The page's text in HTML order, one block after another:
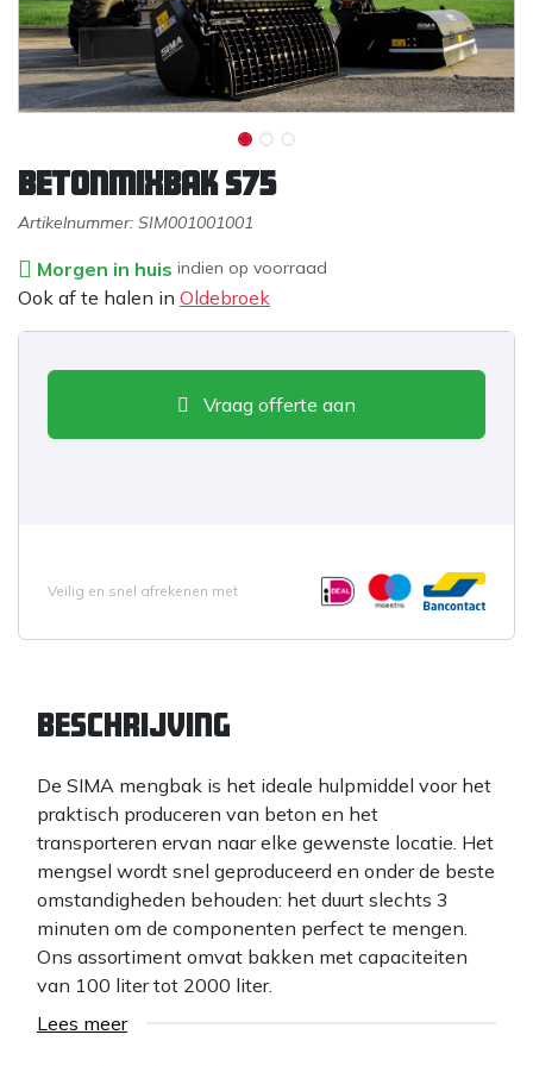
Betonmixbak S75
Artikelnummer: SIM001001001
Morgen in huis indien op voorraad
Ook af te halen in Oldebroek
Vraag offerte aan
Veilig en snel afrekenen met
Beschrijving
De SIMA mengbak is het ideale hulpmiddel voor het
praktisch produceren van beton en het
transporteren ervan naar elke gewenste locatie. Het
mengsel wordt snel geproduceerd en onder de beste
omstandigheden behouden: het duurt slechts 3
minuten om de componenten perfect te mengen.
Ons assortiment omvat bakken met capaciteiten
van 100 liter tot 2000 liter.
De SIMA mengbakken zijn toepasbaar op elk type
Lees meer